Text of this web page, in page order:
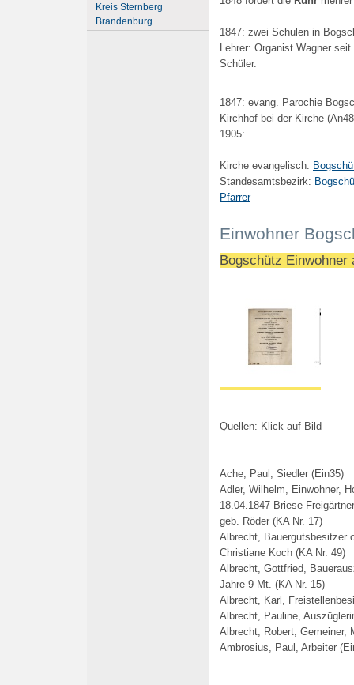
Kreis Sternberg
Brandenburg
1847: zwei Schulen in
Lehrer: Organist Wagner
Schüler.
1847: evang. Parochie
Kirchhof bei der Kirche
1905:
Kirche evangelisch:
Standesamtsbezirk:
Pfarrer
Einwohner
Bogschütz Einwohner
Quellen: K lick auf Bild
Ache, Paul, Siedler (Ein35)
Adler, Wilhelm, Einwohner,
18.04.1847 Briese
geb. Röder (KA Nr. 17)
Albrecht, Bauergutsbesitzer
Christiane Koch (KA Nr. 49)
Albrecht, Gottfried,
Jahre 9 Mt. (KA Nr. 15)
Albrecht, Karl,
Albrecht, Pauline,
Albrecht, Robert, Gemeiner,
Ambrosius, Paul, Arbeiter